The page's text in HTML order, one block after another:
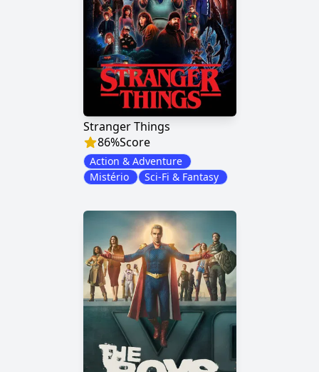
Stranger Things
86%Score
Action & Adventure
Mistério
Sci-Fi & Fantasy